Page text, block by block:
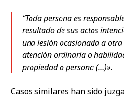
“Toda persona es
resultado de sus actos
una lesión ocasionada a
atención ordinaria o
propiedad o persona (…)».
Casos similares han sido